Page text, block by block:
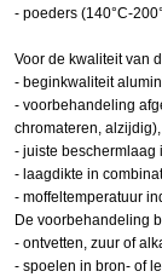
- poeders (140°C-
Voor de kwaliteit van
- beginkwaliteit
- voorbehandeling
chromateren,
- juiste beschermlaag
- laagdikte in
- moffeltemperatuur
De voorbehandeling
- ontvetten, zuur of
- spoelen in bron- of